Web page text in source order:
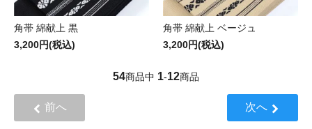
角帯 綿献上 黒
3,200円(税込)
角帯 綿献上 ベージュ
3,200円(税込)
54商品中 1-12商品
前へ 次へ